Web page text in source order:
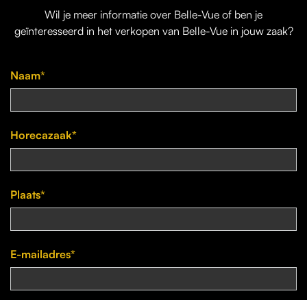
Wil je meer informatie over Belle-Vue of ben je
geïnteresseerd in het verkopen van Belle-Vue in jouw zaak?
Naam*
Horecazaak*
Plaats*
E-mailadres*